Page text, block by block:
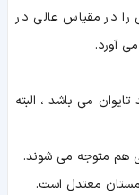
را در مقیاس عالی در
آورد.
می باشد ، البته
هم متوجه می شوند.
معتدل است.